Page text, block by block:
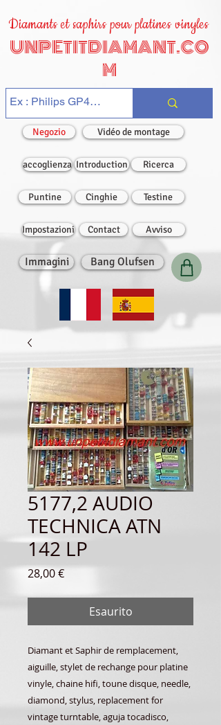
Diamants et saphirs pour platines vinyles
UNPETITDIAMANT.CO
M
Negozio Vidéo de montage
accoglienza Introduction Ricerca
Puntine Cinghie Testine
Impostazioni Contact Avviso
Immagini Bang Olufsen
5177,2 AUDIO
TECHNICA ATN
142 LP
28,00 €Prezzo
Esaurito
Diamant et Saphir de remplacement,
aiguille, stylet de rechange pour platine
vinyle, chaine hifi, toune disque, needle,
diamond, stylus, replacement for
vintage turntable, aguja tocadisco,